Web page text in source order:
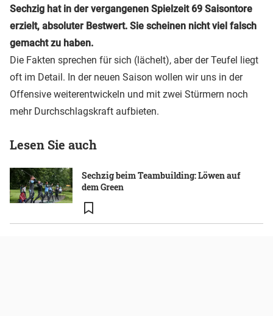
Sechzig hat in der vergangenen Spielzeit 69 Saisontore
erzielt, absoluter Bestwert. Sie scheinen nicht viel falsch
gemacht zu haben.
Die Fakten sprechen für sich (lächelt), aber der Teufel liegt
oft im Detail. In der neuen Saison wollen wir uns in der
Offensive weiterentwickeln und mit zwei Stürmern noch
mehr Durchschlagskraft aufbieten.
Lesen Sie auch
Sechzig beim Teambuilding: Löwen auf
dem Green